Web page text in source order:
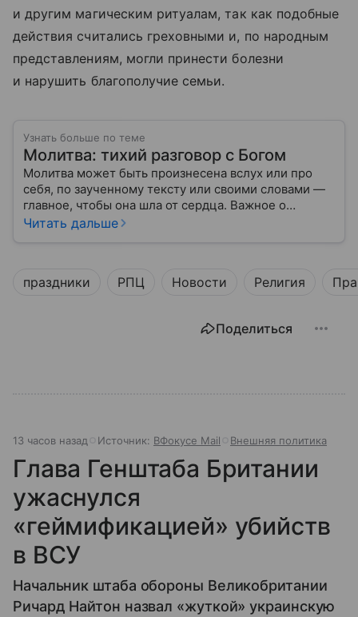
и другим магическим ритуалам, так как подобные
действия считались греховными и, по народным
представлениям, могли принести болезни
и нарушить благополучие семьи.
Узнать больше по теме
Молитва: тихий разговор с Богом
Молитва может быть произнесена вслух или про
себя, по заученному тексту или своими словами —
главное, чтобы она шла от сердца. Важное о
значении молитв — в нашем материале.
Читать дальше
праздники РПЦ Новости Религия
Поделиться
13 часов назад Источник: ВФокусе Mail Внешняя политика
Глава Генштаба Британии
ужаснулся
«геймификацией» убийств
в ВСУ
Начальник штаба обороны Великобритании
Ричард Найтон назвал «жуткой» украинскую